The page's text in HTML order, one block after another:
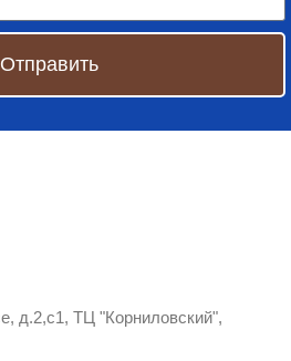
Отправить
д.2,с1, ТЦ "Корниловский",